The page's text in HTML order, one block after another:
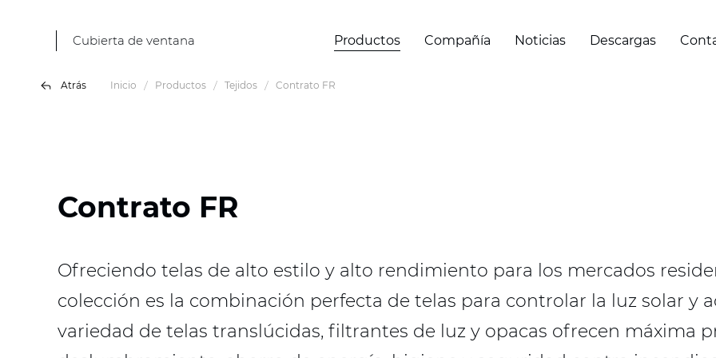
Cubierta de ventana Productos Compañía Noticias Descargas
Atrás Inicio Productos Tejidos Contrato FR
Contrato FR
Ofreciendo telas de alto estilo y alto rendimiento para los mercados
colección es la combinación perfecta de telas para controlar la luz solar y
variedad de telas translúcidas, filtrantes de luz y opacas ofrecen máxima